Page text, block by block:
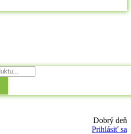
Dobrý deň
Prihlásiť sa